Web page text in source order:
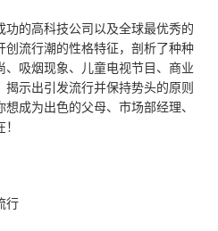
的高科技公司以及全球最优秀的
流行潮的性格特征，剖析了种种
吸烟现象、儿童电视节目、商业
示出引发流行并保持势头的原则
成为出色的父母、市场部经理、
行